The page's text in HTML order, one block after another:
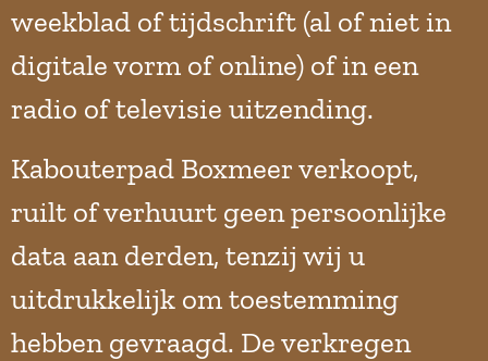
weekblad of tijdschrift (al of niet in
digitale vorm of online) of in een
radio of televisie uitzending.
Kabouterpad Boxmeer verkoopt,
ruilt of verhuurt geen persoonlijke
data aan derden, tenzij wij u
uitdrukkelijk om toestemming
hebben gevraagd. De verkregen